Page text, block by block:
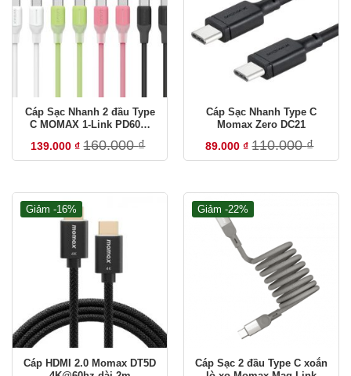
ZACOM Việt Nam — Nhà phân phối chính hãng
Cập nhập tháng 07/2026
Cáp Sạc Nhanh 2 đầu Type
C MOMAX 1-Link PD60W
139.000₫ 160.000₫
Cáp Sạc Nhanh Type C
Momax Zero DC21
89.000₫ 110.000₫
Giảm -16%
Cáp HDMI 2.0 Momax DT5D
Giảm -22%
Cáp Sạc 2 đầu Type C xoắn